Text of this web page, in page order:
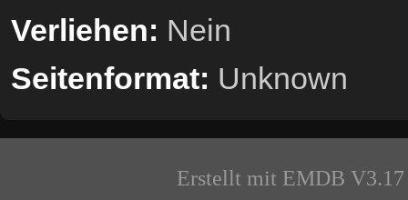
Verliehen: Nein
Seitenformat: Unknown
Erstellt mit EMDB V3.17